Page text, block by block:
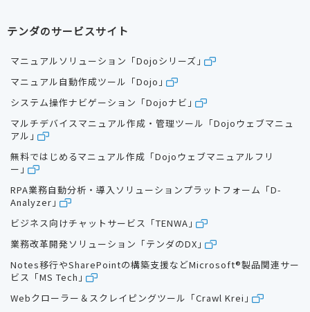
テンダのサービスサイト
マニュアルソリューション「Dojoシリーズ」
マニュアル自動作成ツール「Dojo」
システム操作ナビゲーション「Dojoナビ」
マルチデバイスマニュアル作成・管理ツール「Dojoウェブマニュ
アル」
無料ではじめるマニュアル作成「Dojoウェブマニュアルフリ
ー」
RPA業務自動分析・導入ソリューションプラットフォーム「D-
Analyzer」
ビジネス向けチャットサービス「TENWA」
業務改革開発ソリューション「テンダのDX」
Notes移行やSharePointの構築支援などMicrosoft®製品関連サー
ビス「MS Tech」
Webクローラー＆スクレイピングツール「Crawl Krei」